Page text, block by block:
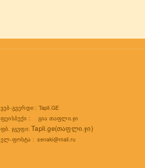
ვებ-გვერდი : Tapli.GE
ფეისბუქი : გია თაფლი.ჯი
ფბ. ჯგუფი:Tapli.ge(თაფლი.ჯი)
ელ-ფოსტა :senaki@mail.ru